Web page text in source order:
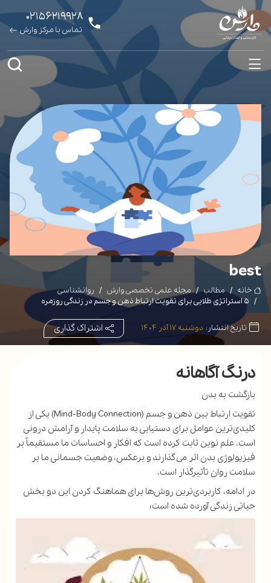
۰۲۱۵۶۲۱۹۹۲۸
تماس با مرکز وارش
best
خانه مطالب مجله علمی تخصصی وارش
روانشناسی
۵ استراتژی طلایی برای تقویت ارتباط ذهن و جسم در زندگی روزمره
تاریخ انتشار: دوشنبه ۱۷ آذر ۱۴۰۴ اشتراک گذاری
درنگ آگاهانه
بازگشت به بدن
تقویت ارتباط بین ذهن و جسم (Mind-Body Connection) یکی از
کلیدی‌ترین عوامل برای دستیابی به سلامت پایدار و آرامش درونی
است. علم نوین ثابت کرده است که افکار و احساسات ما مستقیماً بر
فیزیولوژی بدن اثر می‌گذارند و برعکس، وضعیت جسمانی ما بر
سلامت روان تأثیرگذار است.
در ادامه، کاربردی‌ترین روش‌ها برای هماهنگ کردن این دو بخش
حیاتی زندگی آورده شده است: